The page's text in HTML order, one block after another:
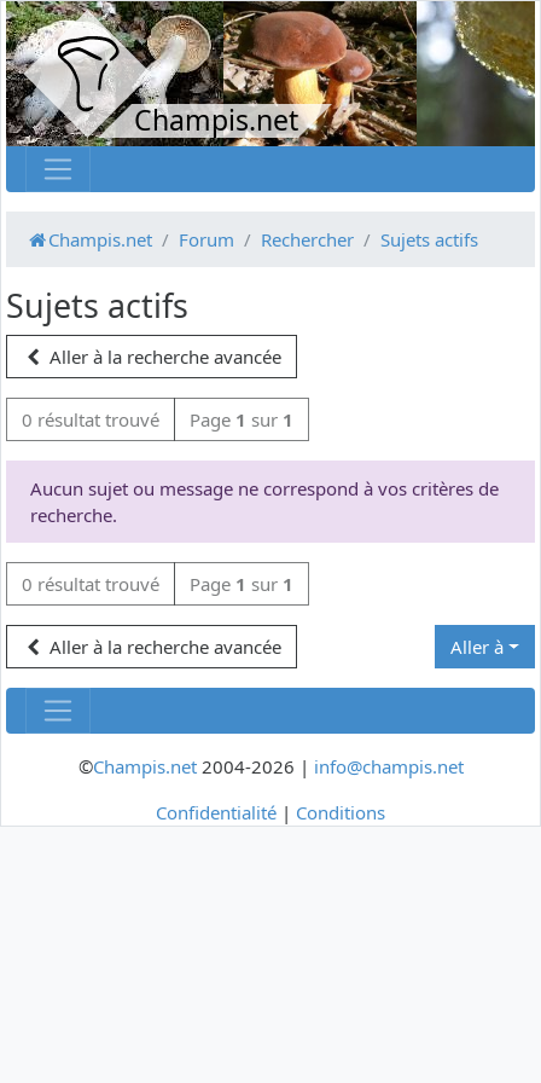
Champis.net
Champis.net Forum Rechercher Sujets actifs
Sujets actifs
Aller à la recherche avancée
0 résultat trouvé Page 1 sur 1
Aucun sujet ou message ne correspond à vos critères de
recherche.
0 résultat trouvé Page 1 sur 1
Aller à la recherche avancée Aller à
©Champis.net2004-2026 | info@champis.net
Confidentialité | Conditions